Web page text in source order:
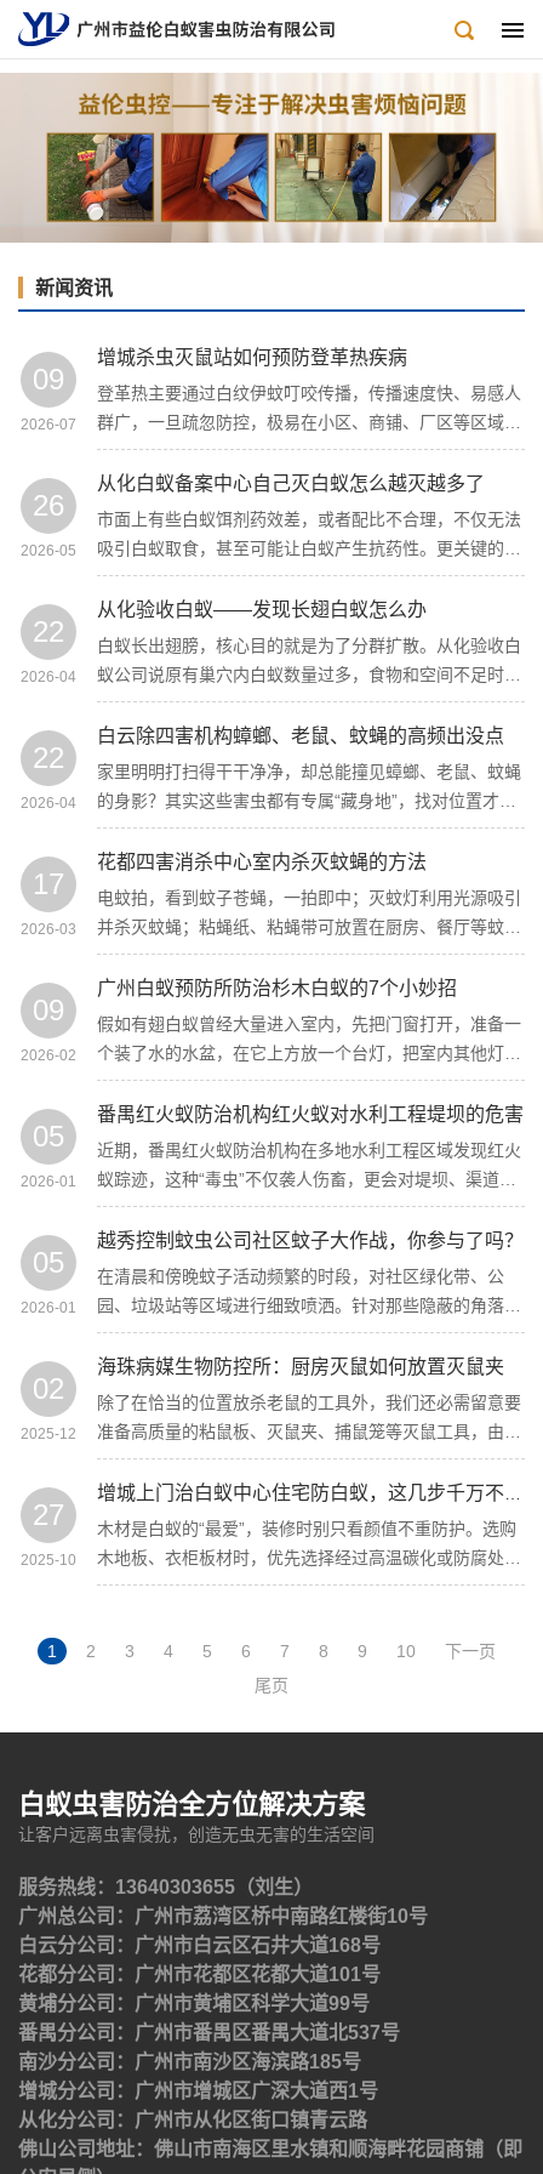
新闻资讯
09
2026-07
增城杀虫灭鼠站如何预防登革热疾病
登革热主要通过白纹伊蚊叮咬传播，传播速度快、易感人
群广，一旦疏忽防控，极易在小区、商铺、厂区等区域扩
散蔓延。想要高效预防登革热，核心关键只有一点：彻底
灭蚊、清除蚊虫孳生地。
26
2026-05
从化白蚁备案中心自己灭白蚁怎么越灭越多了
市面上有些白蚁饵剂药效差，或者配比不合理，不仅无法
吸引白蚁取食，甚至可能让白蚁产生抗药性。更关键的
是，不同种类的白蚁对饵剂的偏好不同，盲目购买根本达
不到效果，反而给了白蚁喘息和扩散的时间。
22
2026-04
从化验收白蚁——发现长翅白蚁怎么办
白蚁长出翅膀，核心目的就是为了分群扩散。从化验收白
蚁公司说原有巢穴内白蚁数量过多，食物和空间不足时，
繁殖蚁就会借助翅膀飞出老巢，开启“分家之旅”。
22
2026-04
白云除四害机构蟑螂、老鼠、蚊蝇的高频出没点
家里明明打扫得干干净净，却总能撞见蟑螂、老鼠、蚊蝇
的身影？其实这些害虫都有专属“藏身地”，找对位置才能
精准除患！今天白云除四害机构就给大家分步骤盘点它们
的高频出没点，赶紧对照自查！
17
2026-03
花都四害消杀中心室内杀灭蚊蝇的方法
电蚊拍，看到蚊子苍蝇，一拍即中；灭蚊灯利用光源吸引
并杀灭蚊蝇；粘蝇纸、粘蝇带可放置在厨房、餐厅等蚊蝇
常出没处，粘捕效果显著，苍蝇拍则能随时手动出击。
09
2026-02
广州白蚁预防所防治杉木白蚁的7个小妙招
假如有翅白蚁曾经大量进入室内，先把门窗打开，准备一
个装了水的水盆，在它上方放一个台灯，把室内其他灯光
关掉，广州白蚁预防所应用它的喜光性吸收过来，再统一
用杀虫剂喷杀。
05
2026-01
番禺红火蚁防治机构红火蚁对水利工程堤坝的危害
近期，番禺红火蚁防治机构在多地水利工程区域发现红火
蚁踪迹，这种“毒虫”不仅袭人伤畜，更会对堤坝、渠道等
关键设施造成严重破坏，给水利安全埋下重大隐患！
05
2026-01
越秀控制蚊虫公司社区蚊子大作战，你参与了吗？
在清晨和傍晚蚊子活动频繁的时段，对社区绿化带、公
园、垃圾站等区域进行细致喷洒。针对那些隐蔽的角落，
如墙角、灌木丛，也绝不放过，确保将蚊子密度降到最
低。
02
2025-12
海珠病媒生物防控所：厨房灭鼠如何放置灭鼠夹
除了在恰当的位置放杀老鼠的工具外，我们还必需留意要
准备高质量的粘鼠板、灭鼠夹、捕鼠笼等灭鼠工具，由于
老鼠机敏狡猾，只要好用的工具才干快速消灭室内的老
鼠。
27
2025-10
木材是白蚁的“最爱”，装修时别只看颜值不重防护。选购
木地板、衣柜板材时，优先选择经过高温碳化或防腐处理
的实木材料，避免使用未经处理的天然木材。
1 2 3 4 5 6 7 8 9 10
下一页
尾页
白蚁虫害防治全方位解决方案
让客户远离虫害侵扰，创造无虫无害的生活空间
服务热线：13640303655（刘生）
广州总公司：广州市荔湾区桥中南路红楼街10号
白云分公司：广州市白云区石井大道168号
花都分公司：广州市花都区花都大道101号
黄埔分公司：广州市黄埔区科学大道99号
番禺分公司：广州市番禺区番禺大道北537号
南沙分公司：广州市南沙区海滨路185号
增城分公司：广州市增城区广深大道西1号
从化分公司：广州市从化区街口镇青云路
佛山公司地址：佛山市南海区里水镇和顺海畔花园商铺（即